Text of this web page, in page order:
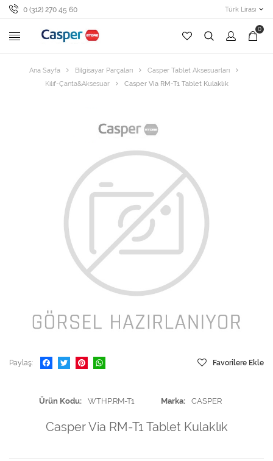
0 (312) 270 45 60 Türk Lirası
0
Ana Sayfa Bilgisayar Parçaları
Casper Tablet Aksesuarları
Kılıf-Çanta&Aksesuar
Casper Via RM-T1 Tablet Kulaklık
Paylaş Favorilere Ekle
Ürün Kodu WTHP.RM-T1 Marka CASPER
Casper Via RM-T1 Tablet Kulaklık